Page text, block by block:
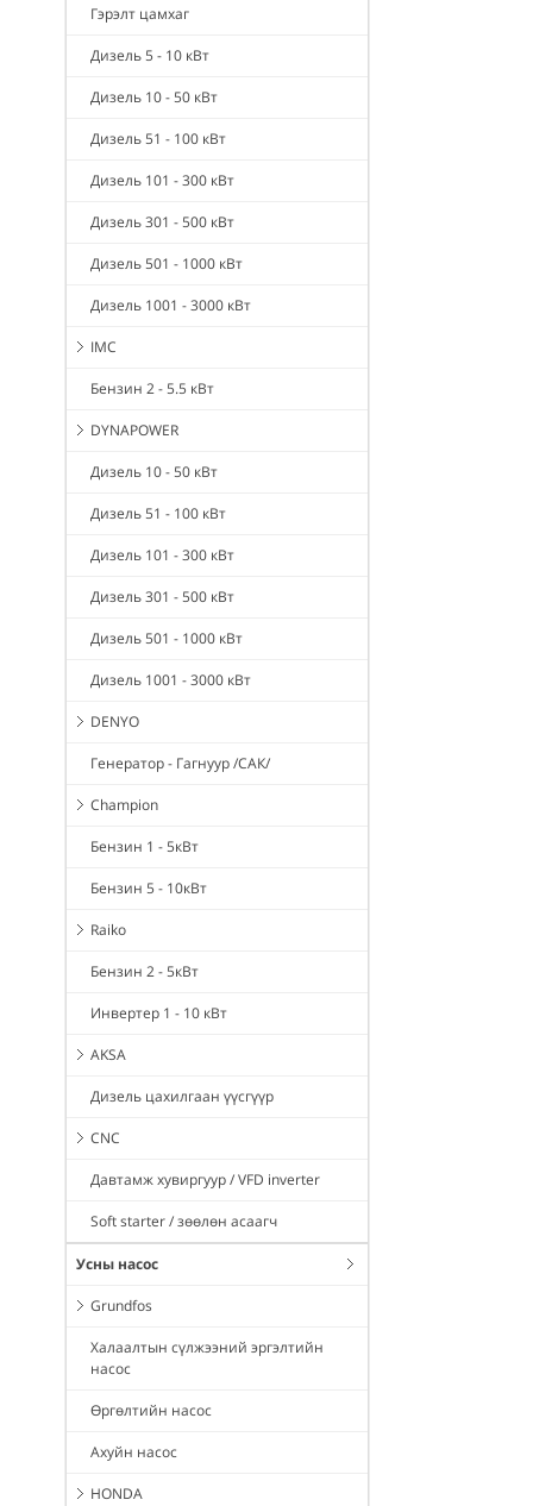
Гэрэлт цамхаг
Дизель 5 - 10 кВт
Дизель 10 - 50 кВт
Дизель 51 - 100 кВт
Дизель 101 - 300 кВт
Дизель 301 - 500 кВт
Дизель 501 - 1000 кВт
Дизель 1001 - 3000 кВт
IMC
Бензин 2 - 5.5 кВт
DYNAPOWER
Дизель 10 - 50 кВт
Дизель 51 - 100 кВт
Дизель 101 - 300 кВт
Дизель 301 - 500 кВт
Дизель 501 - 1000 кВт
Дизель 1001 - 3000 кВт
DENYO
Генератор - Гагнуур /САК/
Champion
Бензин 1 - 5кВт
Бензин 5 - 10кВт
Raiko
Бензин 2 - 5кВт
Инвертер 1 - 10 кВт
AKSA
Дизель цахилгаан үүсгүүр
CNC
Давтамж хувиргуур / VFD inverter
Soft starter / зөөлөн асаагч
Усны насос
Grundfos
Халаалтын сүлжээний эргэлтийн
насос
Өргөлтийн насос
Ахуйн насос
HONDA